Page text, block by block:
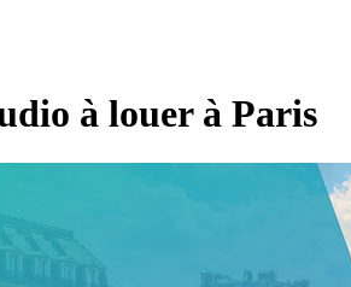
à louer à Paris